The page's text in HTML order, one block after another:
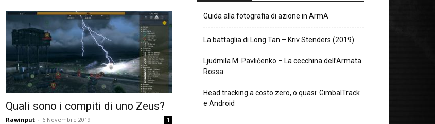
Quali sono i compiti di uno Zeus?
Rawinput - 6 Novembre 2019 1
Guida alla fotografia di azione in ArmA
La battaglia di Long Tan – Kriv Stenders (2019)
Ljudmila M. Pavličenko – La cecchina dell’Armata
Rossa
Head tracking a costo zero, o quasi: GimbalTrack
e Android